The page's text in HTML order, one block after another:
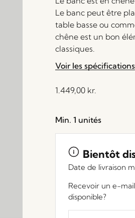
Le banc peut être
table basse ou
chêne est un bon
classiques.
Voir les spécifications
1.449,00 kr.
Min. 1 unités
Bientôt
Date de livraison
Recevoir un e-
disponible?